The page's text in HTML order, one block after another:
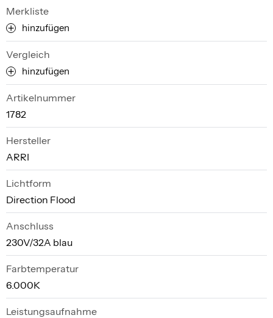
Merkliste
hinzufügen
Vergleich
hinzufügen
Artikelnummer
1782
Hersteller
ARRI
Lichtform
Direction Flood
Anschluss
230V/32A blau
Farbtemperatur
6.000K
Leistungsaufnahme